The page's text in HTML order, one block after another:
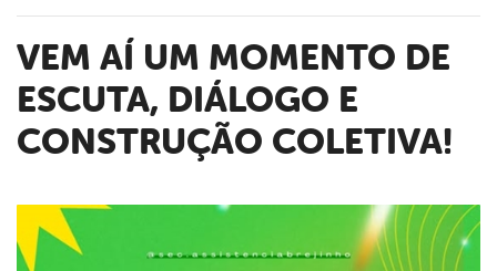
VEM AÍ UM MOMENTO DE
ESCUTA, DIÁLOGO E
CONSTRUÇÃO COLETIVA!